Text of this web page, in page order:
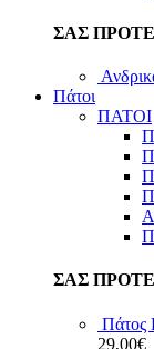
ΣΑΣ
Πάτοι
ΠΑΤΟΙ
ΣΑΣ
Πάτος
29,00€